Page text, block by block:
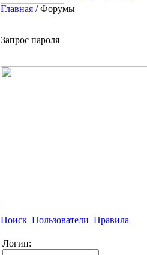
Главная /Форумы
Запрос пароля
Поиск Пользователи Правила
Логин: